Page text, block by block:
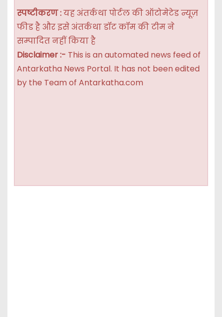
स्पष्टीकरण :यह अंतर्कथा पोर्टल की ऑटोमेटेड न्यूज़
फीड है और इसे अंतर्कथा डॉट कॉम की टीम ने
सम्पादित नहीं किया है
Disclaimer :- This is an automated news feed of
Antarkatha News Portal. It has not been edited
by the Team of Antarkatha.com